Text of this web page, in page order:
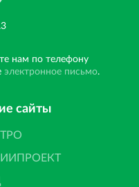
нам по телефону
электронное письмо.
сайты